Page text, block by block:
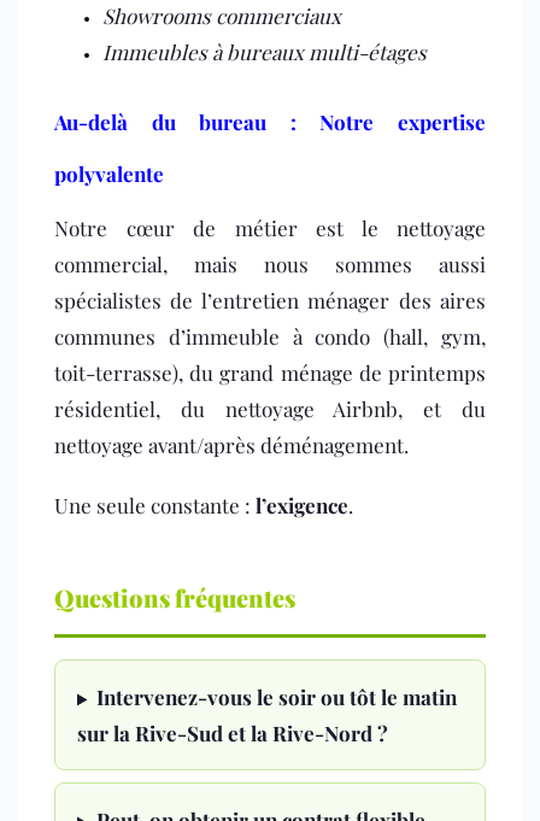
Showrooms commerciaux
Immeubles à bureaux multi-étages
Au-delà du bureau : Notre expertise
polyvalente
Notre cœur de métier est le nettoyage
commercial, mais nous sommes aussi
spécialistes de l’entretien ménager des aires
communes d’immeuble à condo (hall, gym,
toit-terrasse), du grand ménage de printemps
résidentiel, du nettoyage Airbnb, et du
nettoyage avant/après déménagement.
Une seule constante : l’exigence.
Questions fréquentes
Intervenez-vous le soir ou tôt le matin
sur la Rive-Sud et la Rive-Nord ?